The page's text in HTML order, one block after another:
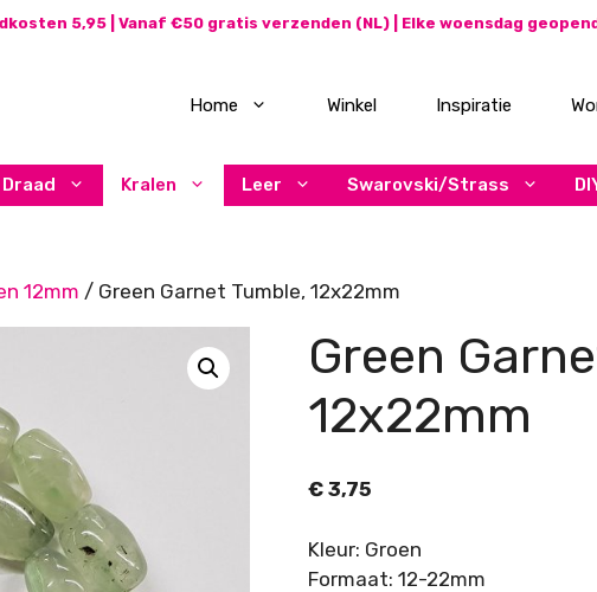
5,95 | Vanaf €50 gratis verzenden (NL) | Elke woensdag geopend
Home Winkel Inspiratie
Draad Kralen Leer Swarovski/Strass
12mm / Green Garnet Tumble, 12x22mm
Green
12x22mm
€3,75
Kleur: Groen
Formaat: 12-22mm